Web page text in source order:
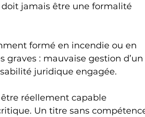
jamais être une formalité
formé en incendie ou en
graves : mauvaise gestion d’un
juridique engagée.
réellement capable
Un titre sans